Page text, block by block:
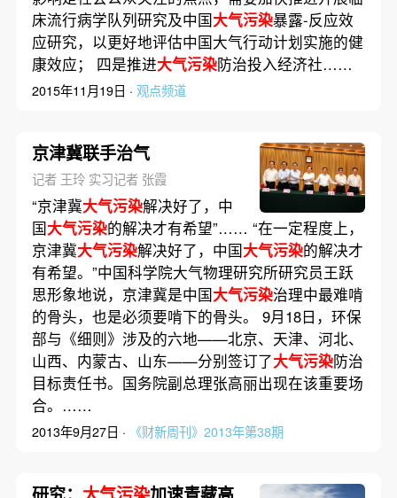
床流行病学队列研究及中国大气污染暴露-反应效
应研究，以更好地评估中国大气行动计划实施的健
康效应； 四是推进大气污染防治投入经济社……
2015年11月19日 · 观点频道
京津冀联手治气
记者 王玲 实习记者 张霞
“京津冀大气污染解决好了，中
国大气污染的解决才有希望”…… “在一定程度上，
京津冀大气污染解决好了，中国大气污染的解决才
有希望。”中国科学院大气物理研究所研究员王跃
思形象地说，京津冀是中国大气污染治理中最难啃
的骨头，也是必须要啃下的骨头。 9月18日，环保
部与《细则》涉及的六地——北京、天津、河北、
山西、内蒙古、山东——分别签订了大气污染防治
目标责任书。国务院副总理张高丽出现在该重要场
合。……
2013年9月27日 · 《财新周刊》2013年第38期